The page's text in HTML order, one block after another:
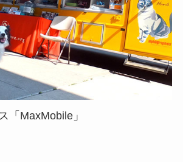
「MaxMobile」